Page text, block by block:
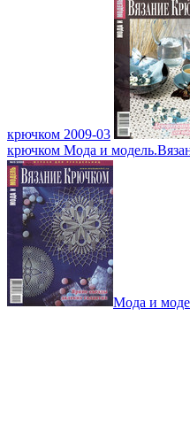
крючком 2009-03
крючком Мода и
Мода и